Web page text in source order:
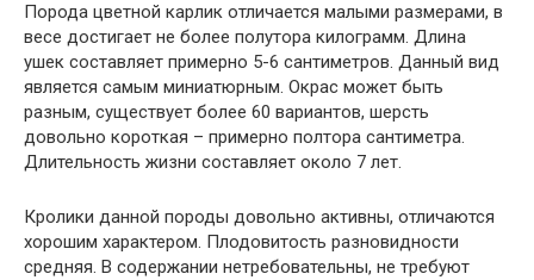
Порода цветной карлик отличается малыми размерами, в
весе достигает не более полутора килограмм. Длина
ушек составляет примерно 5-6 сантиметров. Данный вид
является самым миниатюрным. Окрас может быть
разным, существует более 60 вариантов, шерсть
довольно короткая – примерно полтора сантиметра.
Длительность жизни составляет около 7 лет.
Кролики данной породы довольно активны, отличаются
хорошим характером. Плодовитость разновидности
средняя. В содержании нетребовательны, не требуют